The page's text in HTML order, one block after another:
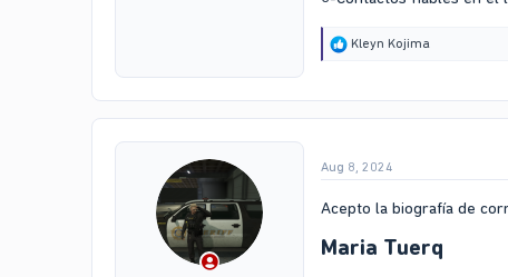
R
n
s
:
Kleyn Kojima
Aug 8, 2024
Acepto la biografía de
Maria Tuerq​